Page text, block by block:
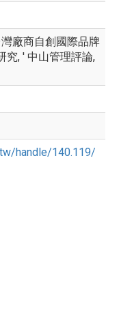
廠商自創國際品牌
究, ' 中山管理評論,
handle/140.119/